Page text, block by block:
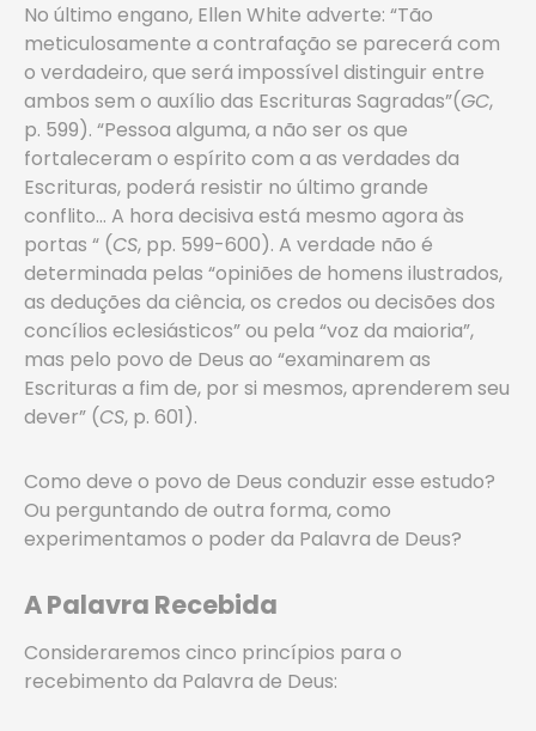
No último engano, Ellen White adverte: “Tão
meticulosamente a contrafação se parecerá com
o verdadeiro, que será impossível distinguir entre
ambos sem o auxílio das Escrituras Sagradas”(GC,
p. 599). “Pessoa alguma, a não ser os que
fortaleceram o espírito com a as verdades da
Escrituras, poderá resistir no último grande
conflito… A hora decisiva está mesmo agora às
portas “ (CS, pp. 599-600). A verdade não é
determinada pelas “opiniões de homens ilustrados,
as deduções da ciência, os credos ou decisões dos
concílios eclesiásticos” ou pela “voz da maioria”,
mas pelo povo de Deus ao “examinarem as
Escrituras a fim de, por si mesmos, aprenderem seu
dever” (CS, p. 601).
Como deve o povo de Deus conduzir esse estudo?
Ou perguntando de outra forma, como
experimentamos o poder da Palavra de Deus?
A Palavra Recebida
Consideraremos cinco princípios para o
recebimento da Palavra de Deus: